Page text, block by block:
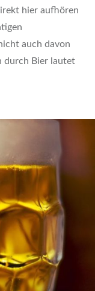
hier aufhören
auch davon
durch Bier lautet